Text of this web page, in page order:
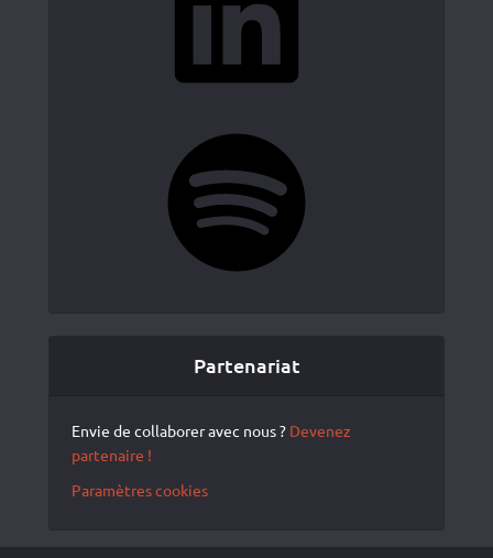
Partenariat
Envie de collaborer avec nous ? Devenez
partenaire !
Paramètres cookies